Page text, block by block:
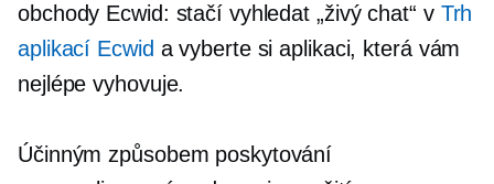
obchody Ecwid: stačí vyhledat „živý chat“ v Trh
aplikací Ecwid a vyberte si aplikaci, která vám
nejlépe vyhovuje.
Účinným způsobem poskytování